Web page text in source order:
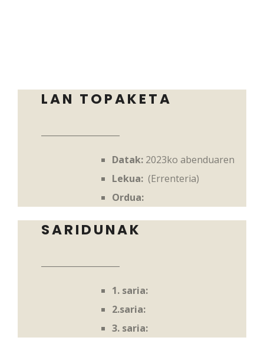
LAN TOPAKETA
Datak: 2023ko abenduaren
Lekua:(Errenteria)
Ordua:
SARIDUNAK
1. saria:
2.saria:
3. saria: